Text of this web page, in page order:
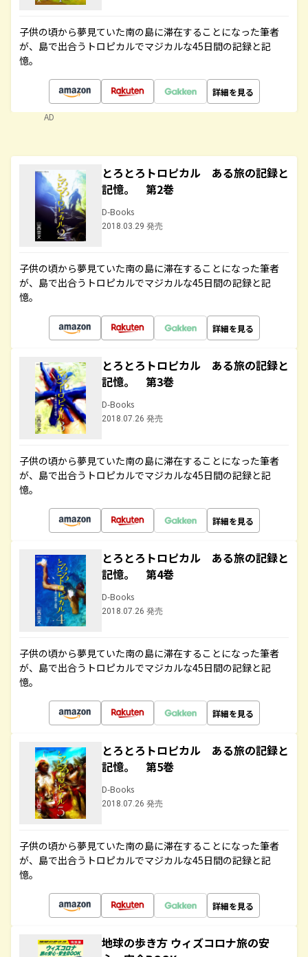
子供の頃から夢見ていた南の島に滞在することになった筆者
が、島で出合うトロピカルでマジカルな45日間の記録と記
憶。
詳細を見る
AD
とろとろトロピカル ある旅の記録と
記憶。 第2巻
D-Books
2018.03.29 発売
子供の頃から夢見ていた南の島に滞在することになった筆者
が、島で出合うトロピカルでマジカルな45日間の記録と記
憶。
詳細を見る
とろとろトロピカル ある旅の記録と
記憶。 第3巻
D-Books
2018.07.26 発売
子供の頃から夢見ていた南の島に滞在することになった筆者
が、島で出合うトロピカルでマジカルな45日間の記録と記
憶。
詳細を見る
とろとろトロピカル ある旅の記録と
記憶。 第4巻
D-Books
2018.07.26 発売
子供の頃から夢見ていた南の島に滞在することになった筆者
が、島で出合うトロピカルでマジカルな45日間の記録と記
憶。
詳細を見る
とろとろトロピカル ある旅の記録と
記憶。 第5巻
D-Books
2018.07.26 発売
子供の頃から夢見ていた南の島に滞在することになった筆者
が、島で出合うトロピカルでマジカルな45日間の記録と記
憶。
詳細を見る
地球の歩き方 ウィズコロナ旅の安